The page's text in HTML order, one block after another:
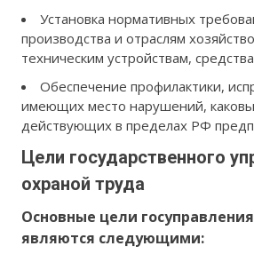
Установка нормативных
производства и отраслям
техническим устройствам,
Обеспечение профилактики,
имеющих место нарушений,
действующих в пределах РФ
Цели государственного
охраной труда
Основные цели
являются следующими: